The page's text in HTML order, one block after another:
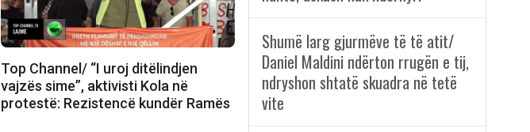
Top Channel/ “I uroj ditëlindjen
vajzës sime”, aktivisti Kola në
protestë: Rezistencë kundër Ramës
Shumë larg gjurmëve të të atit/
Daniel Maldini ndërton rrugën e tij,
ndryshon shtatë skuadra në tetë
vite